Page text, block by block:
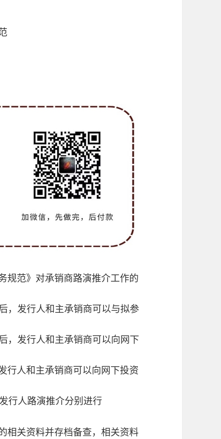
规范》对承销商路演推介工作的
，发行人和主承销商可以与拟参
，发行人和主承销商可以向网下
行人和主承销商可以向网下投资
行人路演推介分别进行
相关资料并存档备查，相关资料